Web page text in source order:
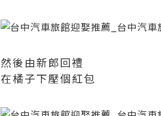
然後由新郎回禮
在橘子下壓個紅包